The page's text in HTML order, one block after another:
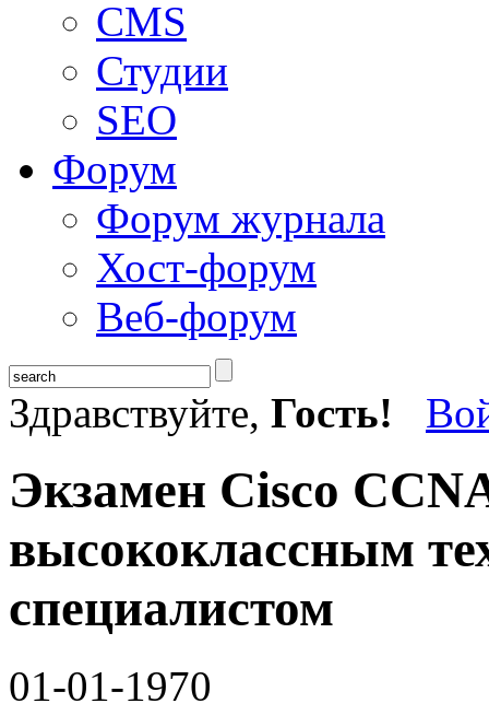
CMS
Студии
SEO
Форум
Форум журнала
Хост-форум
Веб-форум
Здравствуйте, Гость!
Экзамен Cisco
высококлассным
специалистом
01-01-1970